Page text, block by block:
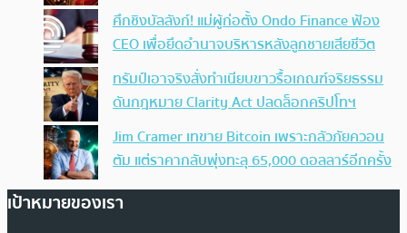
ศึกชิงบัลลังก์! แม่ผู้ก่อตั้ง Ondo Finance ฟ้อง
CEO เพื่อยึดอำนาจบริหารหลังลูกชายเสียชีวิต
ทรัมป์เอาจริง สั่งทำเนียบขาวรื้อเกณฑ์จริยธรรม
ดันกฎหมาย Clarity Act ปลดล็อกคริปโทฯ
Jim Cramer เทขาย Bitcoin เพราะกลัวภัยควอน
ตัม แต่ราคากลับพุ่งทะลุ 65,000 ดอลลาร์อีกครั้ง
เป้าหมายของเรา